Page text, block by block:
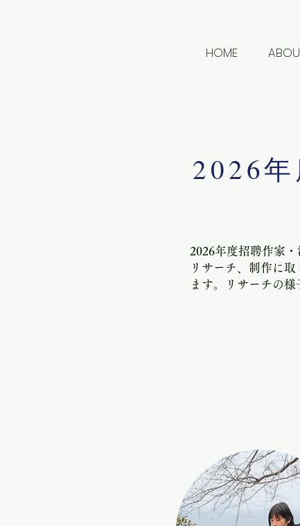
HOME
​2026
​2026年度招聘作家
リサーチ、制作に
ます。​リサーチの